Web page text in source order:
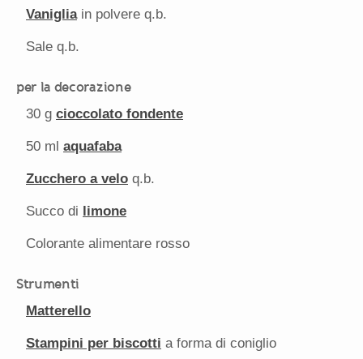
Vanigliain polvere q.b.
Sale q.b.
per la decorazione
30 g cioccolato fondente
50 ml aquafaba
Zucchero a velo q.b.
Succo di limone
Colorante alimentare rosso
Strumenti
Matterello
Stampini per biscotti a forma di coniglio